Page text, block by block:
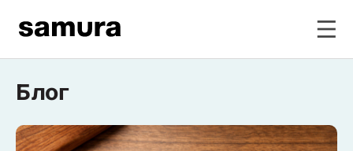
Войти в личный кабинет
Блог